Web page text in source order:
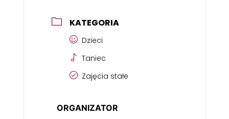
KATEGORIA
Dzieci
Taniec
Zajęcia stałe
ORGANIZATOR